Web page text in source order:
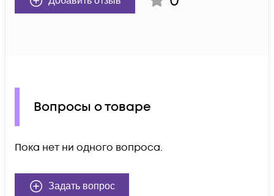
Вопросы о товаре
Пока нет ни одного вопроса.
Задать вопрос